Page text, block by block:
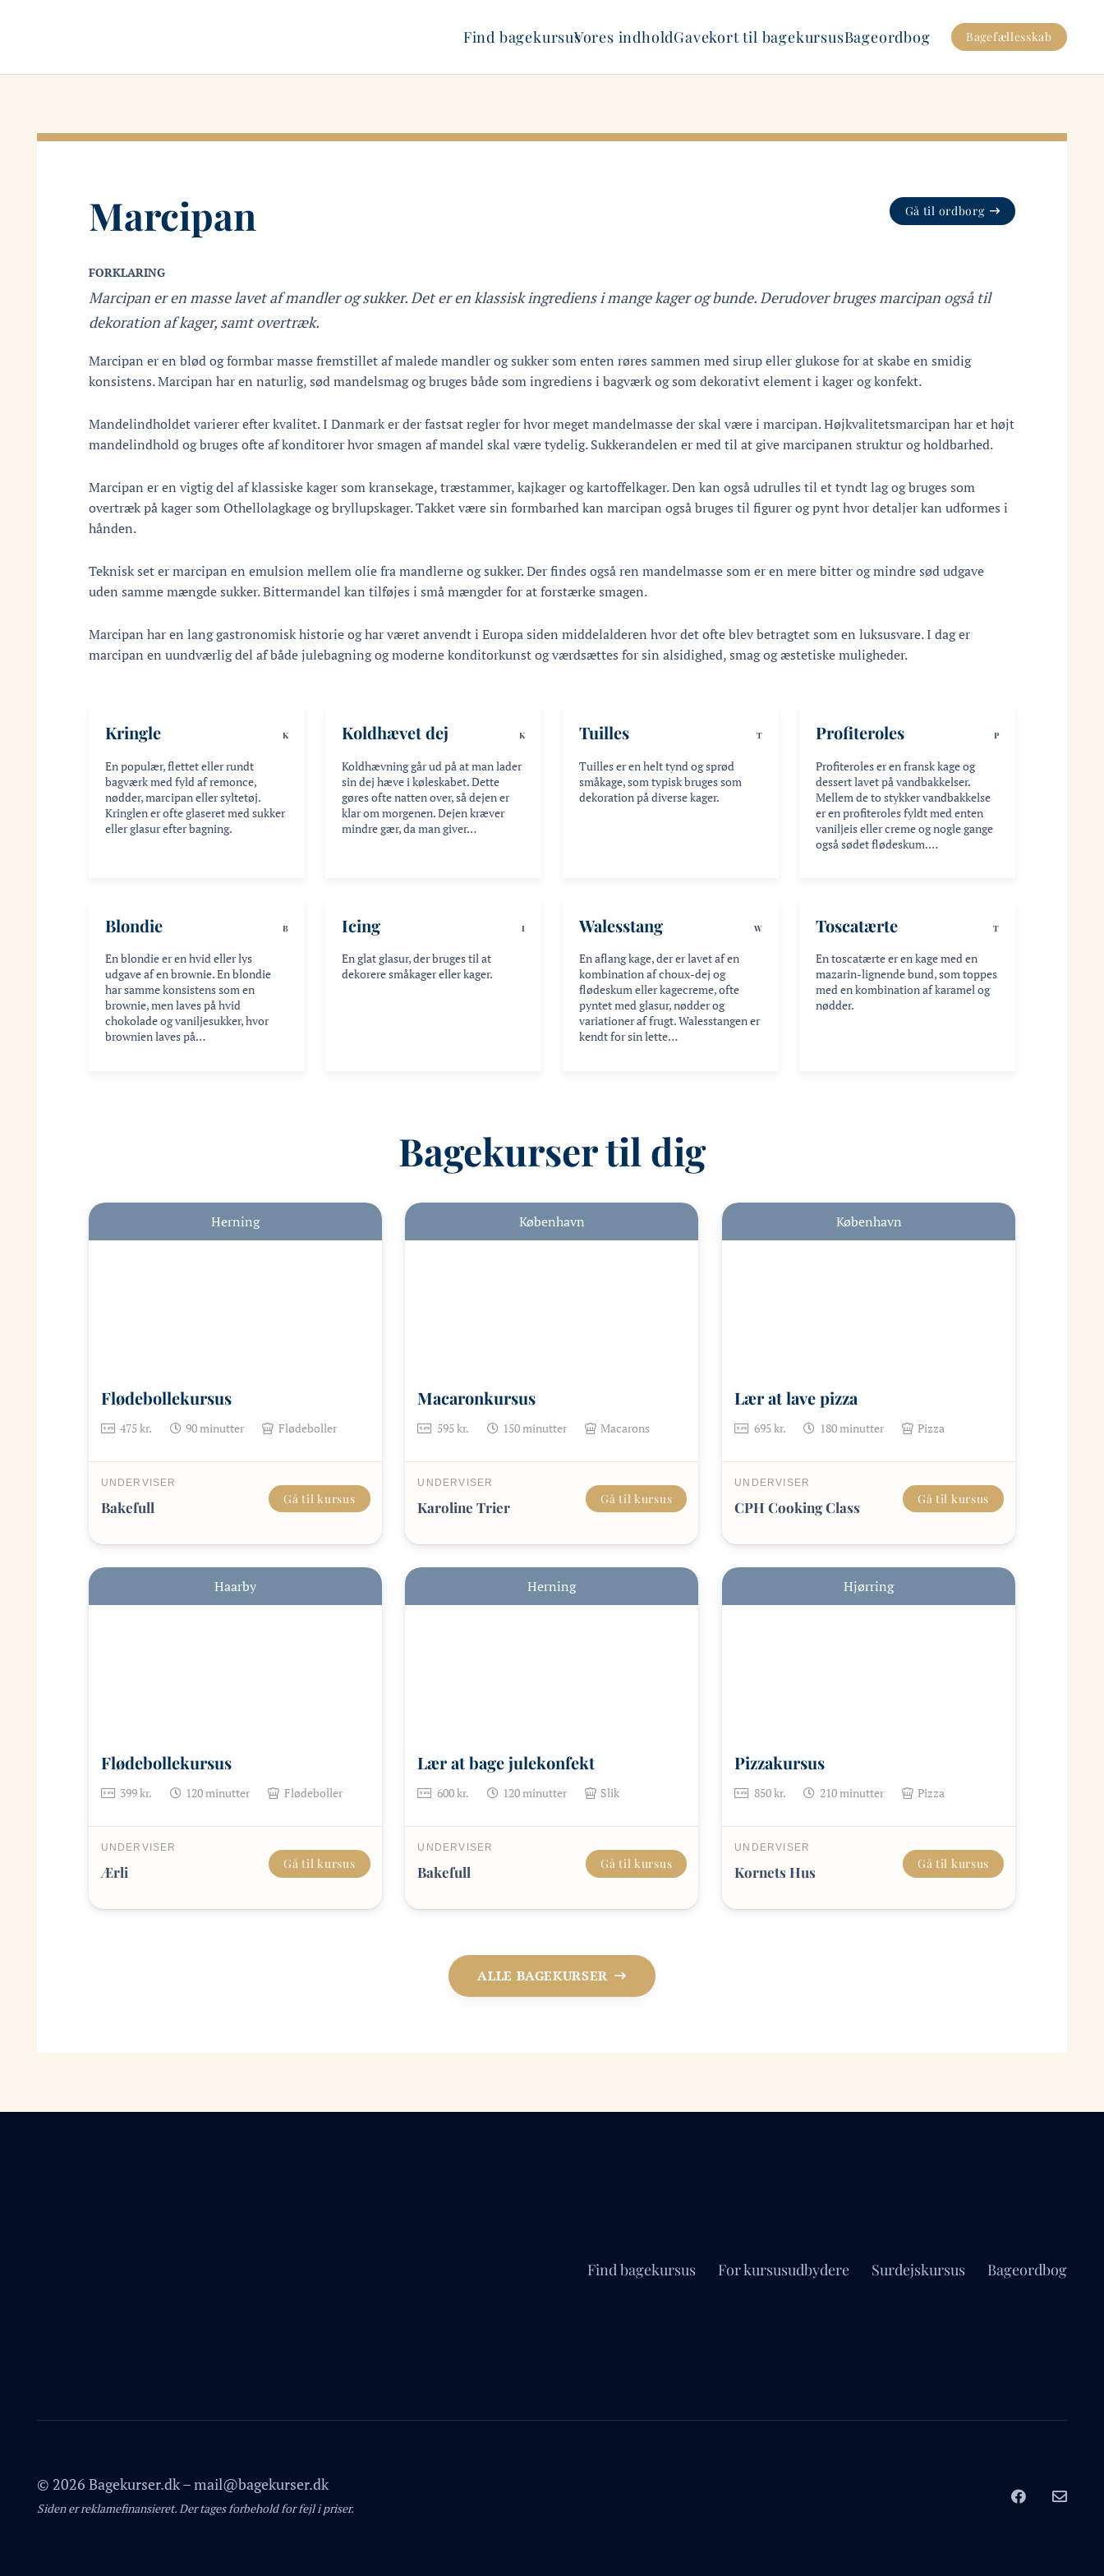
Find bagekursusVores indholdGavekort til bagekursusBageordbog Bagefællesskab
Marcipan Gå til ordborg
FORKLARING
Marcipan er en masse lavet af mandler og sukker. Det er en klassisk ingrediens i mange kager og bunde. Derudover bruges marcipan også til
dekoration af kager, samt overtræk.
Marcipan er en blød og formbar masse fremstillet af malede mandler og sukker som enten røres sammen med sirup eller glukose for at skabe en smidig
konsistens. Marcipan har en naturlig, sød mandelsmag og bruges både som ingrediens i bagværk og som dekorativt element i kager og konfekt.
Mandelindholdet varierer efter kvalitet. I Danmark er der fastsat regler for hvor meget mandelmasse der skal være i marcipan. Højkvalitetsmarcipan har et højt
mandelindhold og bruges ofte af konditorer hvor smagen af mandel skal være tydelig. Sukkerandelen er med til at give marcipanen struktur og holdbarhed.
Marcipan er en vigtig del af klassiske kager som kransekage, træstammer, kajkager og kartoffelkager. Den kan også udrulles til et tyndt lag og bruges som
overtræk på kager som Othellolagkage og bryllupskager. Takket være sin formbarhed kan marcipan også bruges til figurer og pynt hvor detaljer kan udformes i
hånden.
Teknisk set er marcipan en emulsion mellem olie fra mandlerne og sukker. Der findes også ren mandelmasse som er en mere bitter og mindre sød udgave
uden samme mængde sukker. Bittermandel kan tilføjes i små mængder for at forstærke smagen.
Marcipan har en lang gastronomisk historie og har været anvendt i Europa siden middelalderen hvor det ofte blev betragtet som en luksusvare. I dag er
marcipan en uundværlig del af både julebagning og moderne konditorkunst og værdsættes for sin alsidighed, smag og æstetiske muligheder.
Kringle K
En populær, flettet eller rundt
bagværk med fyld af remonce,
nødder, marcipan eller syltetøj.
Kringlen er ofte glaseret med sukker
eller glasur efter bagning.
Koldhævet dej K
Koldhævning går ud på at man lader
sin dej hæve i køleskabet. Dette
gøres ofte natten over, så dejen er
klar om morgenen. Dejen kræver
mindre gær, da man giver…
Tuilles T
Tuilles er en helt tynd og sprød
småkage, som typisk bruges som
dekoration på diverse kager.
Profiteroles P
Profiteroles er en fransk kage og
dessert lavet på vandbakkelser.
Mellem de to stykker vandbakkelse
er en profiteroles fyldt med enten
vaniljeis eller creme og nogle gange
også sødet flødeskum.…
Blondie B
En blondie er en hvid eller lys
udgave af en brownie. En blondie
har samme konsistens som en
brownie, men laves på hvid
chokolade og vaniljesukker, hvor
brownien laves på…
Icing I
En glat glasur, der bruges til at
dekorere småkager eller kager.
Walesstang W
En aflang kage, der er lavet af en
kombination af choux-dej og
flødeskum eller kagecreme, ofte
pyntet med glasur, nødder og
variationer af frugt. Walesstangen er
kendt for sin lette…
Toscatærte T
En toscatærte er en kage med en
mazarin-lignende bund, som toppes
med en kombination af karamel og
nødder.
Bagekurser til dig
Herning
Flødebollekursus
475kr. 90minutter Flødeboller
UNDERVISER
Bakefull Gå til kursus
København
Macaronkursus
595kr. 150minutter Macarons
UNDERVISER
Karoline Trier Gå til kursus
København
Lær at lave pizza
695kr. 180minutter Pizza
UNDERVISER
CPH Cooking Class Gå til kursus
Haarby
Flødebollekursus
399kr. 120minutter Flødeboller
UNDERVISER
Ærli Gå til kursus
Herning
Lær at bage julekonfekt
600kr. 120minutter Slik
UNDERVISER
Bakefull Gå til kursus
Hjørring
Pizzakursus
850kr. 210minutter Pizza
UNDERVISER
Kornets Hus Gå til kursus
ALLE BAGEKURSER
Find bagekursus For kursusudbydere Surdejskursus Bageordbog
© 2026 Bagekurser.dk – mail@bagekurser.dk
Siden er reklamefinansieret. Der tages forbehold for fejl i priser.